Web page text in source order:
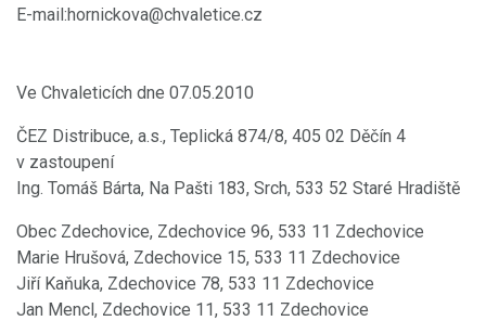
E-mail:hornickova@chvaletice.cz
Ve Chvaleticích dne 07.05.2010
ČEZ Distribuce, a.s., Teplická 874/8, 405 02 Děčín 4
v zastoupení
Ing. Tomáš Bárta, Na Pašti 183, Srch, 533 52 Staré Hradiště
Obec Zdechovice, Zdechovice 96, 533 11 Zdechovice
Marie Hrušová, Zdechovice 15, 533 11 Zdechovice
Jiří Kaňuka, Zdechovice 78, 533 11 Zdechovice
Jan Mencl, Zdechovice 11, 533 11 Zdechovice